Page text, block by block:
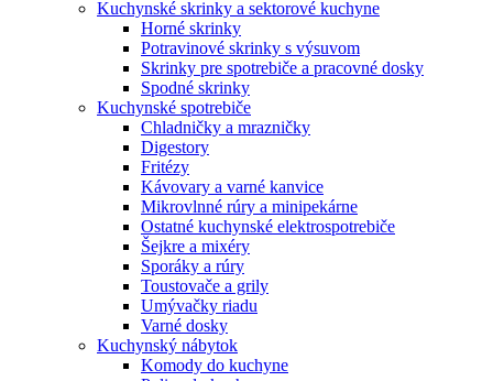
Kuchynské skrinky a sektorové kuchyne
Horné skrinky
Potravinové skrinky s výsuvom
Skrinky pre spotrebiče a pracovné dosky
Spodné skrinky
Kuchynské spotrebiče
Chladničky a mrazničky
Digestory
Fritézy
Kávovary a varné kanvice
Mikrovlnné rúry a minipekárne
Ostatné kuchynské elektrospotrebiče
Šejkre a mixéry
Sporáky a rúry
Toustovače a grily
Umývačky riadu
Varné dosky
Kuchynský nábytok
Komody do kuchyne